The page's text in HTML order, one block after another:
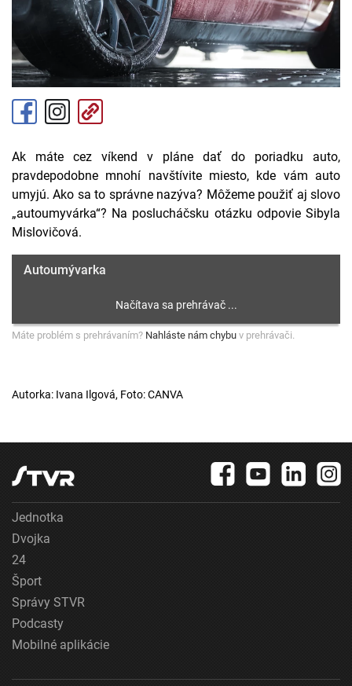
Ak máte cez víkend v pláne dať do poriadku auto,
pravdepodobne mnohí navštívite miesto, kde vám auto
umyjú. Ako sa to správne nazýva? Môžeme použiť aj slovo
„autoumyvárka“? Na poslucháčsku otázku odpovie Sibyla
Mislovičová.
Autoumývarka
Máte problém s prehrávaním? Nahláste nám chybu v prehrávači.
Autorka: Ivana Ilgová, Foto: CANVA
Jednotka
Dvojka
24
Šport
Správy STVR
Podcasty
Mobilné aplikácie